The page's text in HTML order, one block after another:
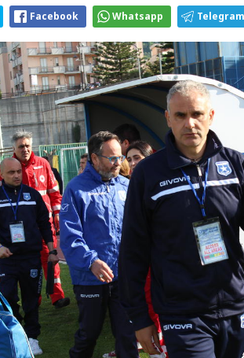
Facebook Whatsapp Telegram